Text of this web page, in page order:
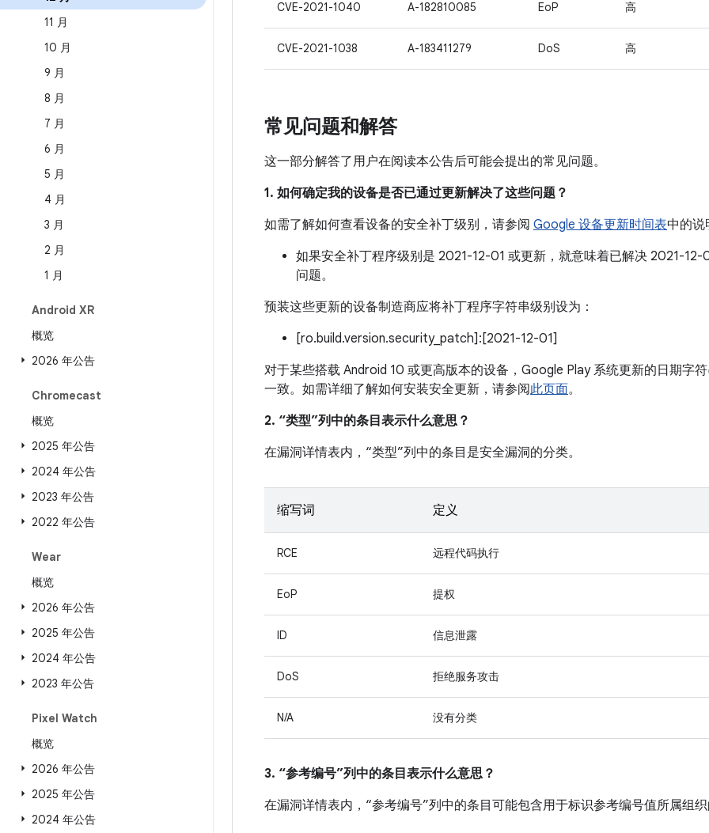
11 月
10 月
9 月
8 月
7 月
6 月
5 月
4 月
3 月
2 月
1 月
Android XR
概览
2026 年公告
Chromecast
概览
2025 年公告
2024 年公告
2023 年公告
2022 年公告
Wear
概览
2026 年公告
2025 年公告
2024 年公告
2023 年公告
Pixel Watch
概览
2026 年公告
2025 年公告
2024 年公告
CVE-2021-1040 A-182810085 EoP 高
CVE-2021-1038 A-183411279 DoS 高
常见问题和解答
这一部分解答了用户在阅读本公告后可能会提出的常见问题。
1. 如何确定我的设备是否已通过更新解决了这些问题？
如需了解如何查看设备的安全补丁级别，请参阅 Google 设备更新时间表中的说
如果安全补丁程序级别是 2021-12-01 或更新，就意味着已解决 2021-12-
问题。
预装这些更新的设备制造商应将补丁程序字符串级别设为：
[ro.build.version.security_patch]:[2021-12-01]
对于某些搭载 Android 10 或更高版本的设备，Google Play 系统更新的日期字
一致。如需详细了解如何安装安全更新，请参阅此页面。
2. “类型”列中的条目表示什么意思？
在漏洞详情表内，“类型”列中的条目是安全漏洞的分类。
缩写词 定义
RCE 远程代码执行
EoP 提权
ID 信息泄露
DoS 拒绝服务攻击
N/A 没有分类
3. “参考编号”列中的条目表示什么意思？
在漏洞详情表内，“参考编号”列中的条目可能包含用于标识参考编号值所属组